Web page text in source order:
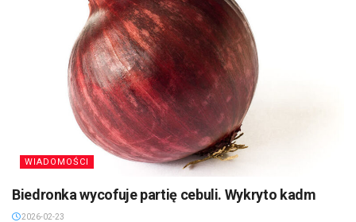
WIADOMOŚCI
Biedronka wycofuje partię cebuli. Wykryto kadm
2026-02-23